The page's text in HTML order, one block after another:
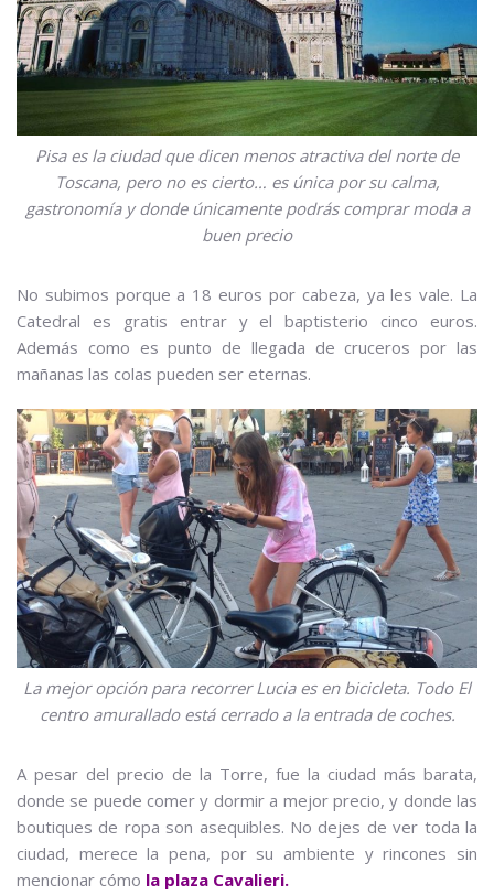
Pisa es la ciudad que dicen menos atractiva del norte de
Toscana, pero no es cierto… es única por su calma,
gastronomía y donde únicamente podrás comprar moda a
buen precio
No subimos porque a 18 euros por cabeza, ya les vale. La
Catedral es gratis entrar y el baptisterio cinco euros.
Además como es punto de llegada de cruceros por las
mañanas las colas pueden ser eternas.
La mejor opción para recorrer Lucia es en bicicleta. Todo El
centro amurallado está cerrado a la entrada de coches.
A pesar del precio de la Torre, fue la ciudad más barata,
donde se puede comer y dormir a mejor precio, y donde las
boutiques de ropa son asequibles. No dejes de ver toda la
ciudad, merece la pena, por su ambiente y rincones sin
mencionar cómo la plaza Cavalieri.